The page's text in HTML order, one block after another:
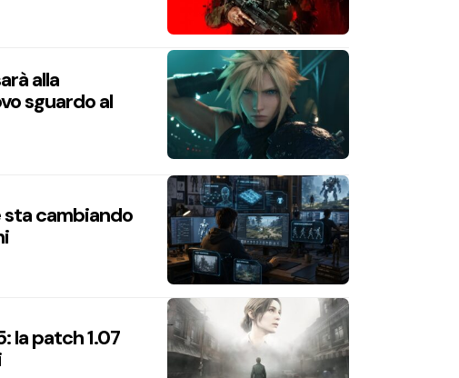
alla
sguardo al
sta cambiando
la patch 1.07